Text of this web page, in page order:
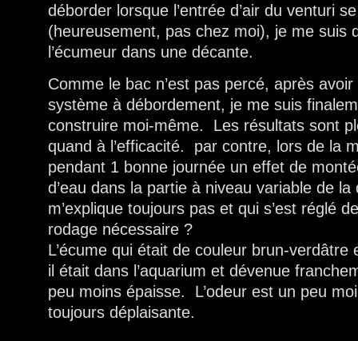
déborder lorsque l’entrée d’air du venturi
(heureusement, pas chez moi), je me suis
l’écumeur dans une décante.
Comme le bac n’est pas percé, après
système à débordement, je me suis
construire moi-même. Les résultats sont
quand à l’efficacité. par contre, lors de la
pendant 1 bonne journée un effet de
d’eau dans la partie à niveau variable de
m’explique toujours pas et qui s’est réglé
rodage nécessaire ?
L’écume qui était de couleur brun-verdâtre
il était dans l’aquarium et dévenue
peu moins épaisse. L’odeur est un peu
toujours déplaisante.